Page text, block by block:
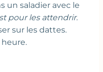
un saladier avec le
pour les attendrir.
sur les dattes.
heure.